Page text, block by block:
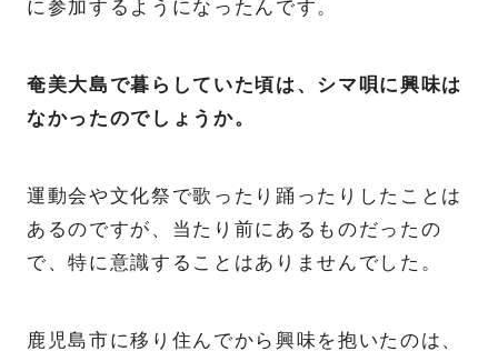
に参加するようになったんです。
奄美大島で暮らしていた頃は、シマ唄に興味は
なかったのでしょうか。
運動会や文化祭で歌ったり踊ったりしたことは
あるのですが、当たり前にあるものだったの
で、特に意識することはありませんでした。
鹿児島市に移り住んでから興味を抱いたのは、